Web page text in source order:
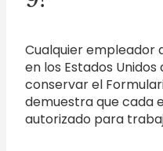
Cualquier
en los Estados
conservar el
demuestra que cada
autorizado para